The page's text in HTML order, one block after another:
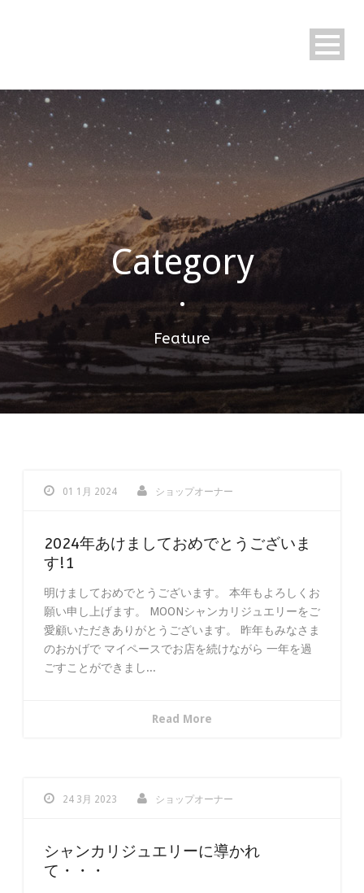
Category
•
Feature
01 1月 2024 ショップオーナー
2024年あけましておめでとうございま
す!1
明けましておめでとうございます。 本年もよろしくお
願い申し上げます。 MOONシャンカリジュエリーをご
愛顧いただきありがとうございます。 昨年もみなさま
のおかげで マイペースでお店を続けながら 一年を過
ごすことができまし...
Read More
24 3月 2023 ショップオーナー
シャンカリジュエリーに導かれ
て・・・